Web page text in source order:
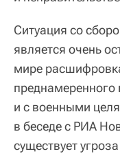
Ситуация со
является очень
мире
преднамеренного
и с военными
в беседе с РИА
существует